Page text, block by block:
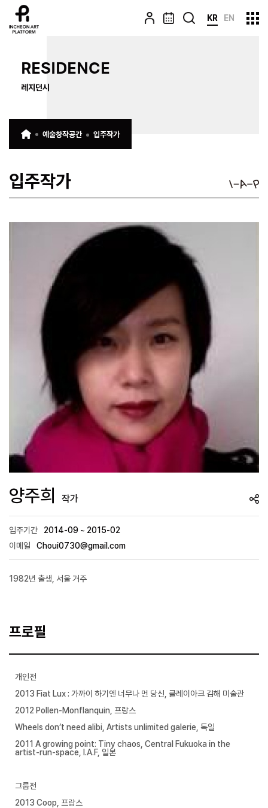
KR EN
RESIDENCE
레지던시
예술창작공간 입주작가
입주작가
양주희 작가
입주기간
2014-09 ~ 2015-02
이메일
Choui0730@gmail.com
1982년 출생, 서울 거주
프로필
개인전
2013 Fiat Lux : 가까이 하기엔 너무나 먼 당신, 클레이아크 김해 미술관
2012 Pollen-Monflanquin, 프랑스
Wheels don’t need alibi, Artists unlimited galerie, 독일
2011 A growing point: Tiny chaos, Central Fukuoka in the
artist-run-space, I.A.F, 일본
그룹전
2013 Coop, 프랑스